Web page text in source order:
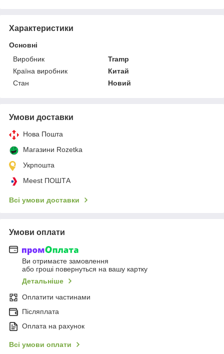
Характеристики
Основні
Виробник
Tramp
Країна виробник
Китай
Стан
Новий
Умови доставки
Нова Пошта
Магазини Rozetka
Укрпошта
Meest ПОШТА
Всі умови доставки
Умови оплати
Ви отримаєте замовлення
або гроші повернуться на вашу картку
Детальніше
Оплатити частинами
Післяплата
Оплата на рахунок
Всі умови оплати